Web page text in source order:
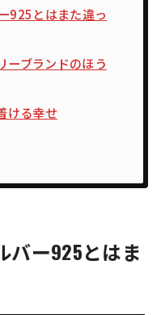
925とはまた違っ
ーブランドのほう
ける幸せ
バー925とはま